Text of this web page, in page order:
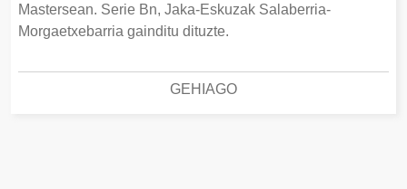
Mastersean. Serie Bn, Jaka-Eskuzak Salaberria-
Morgaetxebarria gainditu dituzte.
GEHIAGO